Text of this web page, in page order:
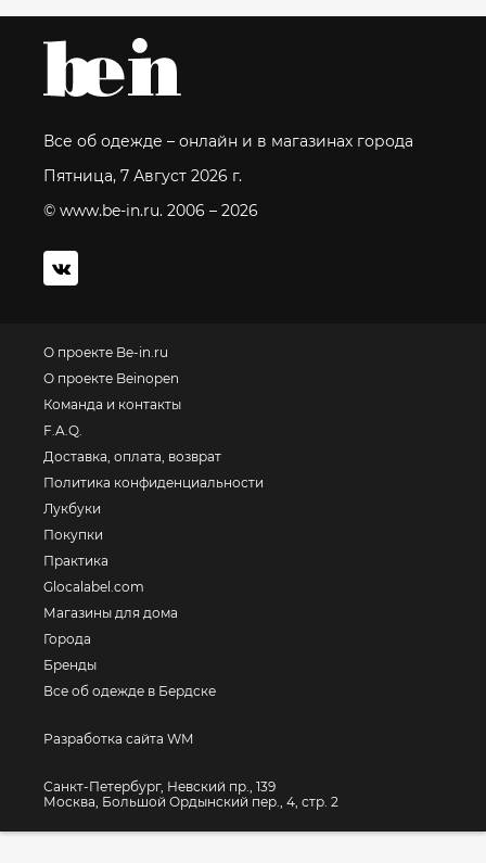
Все об одежде – онлайн и в магазинах города
Пятница, 7 Август 2026 г.
© www.be-in.ru. 2006 – 2026
О проекте Be-in.ru
О проекте Beinopen
Команда и контакты
F.A.Q.
Доставка, оплата, возврат
Политика конфиденциальности
Лукбуки
Покупки
Практика
Glocalabel.com
Магазины для дома
Города
Бренды
Все об одежде в Бердске
Разработка сайта WM
Санкт-Петербург, Невский пр., 139
Москва, Большой Ордынский пер., 4, стр. 2